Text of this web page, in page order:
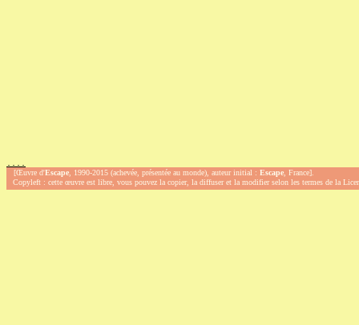
[Œuvre d'Escape, 1990-2015 (achevée, présentée au monde), auteur initial :Escape, France].
Copyleft : cette œuvre est libre, vous pouvez la copier, la diffuser et la modifier selon les termes de la